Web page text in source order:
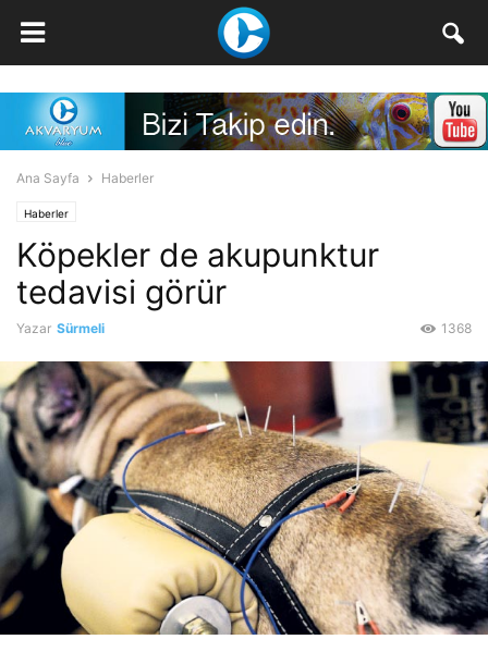
Ana Sayfa Haberler
Haberler
Köpekler de akupunktur
tedavisi görür
Yazar Sürmeli 1368